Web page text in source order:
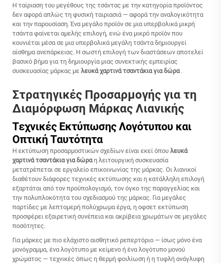
Η ταίριαση του μεγέθους της τσάντας με την κατηγορία προϊόντος
δεν αφορά απλώς τη φυσική ταιριασιά — αφορά την αναλογικότητα
και την παρουσίαση. Ένα μεγάλο προϊόν σε μια υπερβολικά μικρή
τσάντα φαίνεται αμελής επιλογή, ενώ ένα μικρό προϊόν που
κουνιέται μέσα σε μια υπερβολικά μεγάλη τσάντα δημιουργεί
αίσθημα ανεπάρκειας. Η σωστή επιλογή των διαστάσεων αποτελεί
βασικό βήμα για τη δημιουργία μιας συνεκτικής εμπειρίας
συσκευασίας μάρκας με λευκά χαρτινά τσαντάκια για δώρα .
Στρατηγικές Προσαρμογής για τη
Διαμόρφωση Μάρκας Λιανικής
Τεχνικές Εκτύπωσης Λογότυπου και
Οπτική Ταυτότητα
Η εκτύπωση προσαρμοστικών σχεδίων είναι εκεί όπου λευκά
χαρτινά τσαντάκια για δώρα η λειτουργική συσκευασία
μετατρέπεται σε εργαλείο επικοινωνίας της μάρκας. Οι λιανικοί
διαθέτουν διάφορες τεχνικές εκτύπωσης και η κατάλληλη επιλογή
εξαρτάται από τον προϋπολογισμό, τον όγκο της παραγγελίας και
την πολυπλοκότητα του σχεδιασμού της μάρκας. Για μεγάλες
παρτίδες με λεπτομερή πολύχρωμα έργα, η οφσετ εκτύπωση
προσφέρει εξαιρετική συνέπεια και ακρίβεια χρωμάτων σε μεγάλες
ποσότητες.
Για μάρκες με πιο ελάχιστο αισθητικό ρεπερτόριο — ίσως μόνο ένα
μονόγραμμα, ένα λογότυπο με κείμενο ή ένα λογότυπο μονού
χρώματος — τεχνικές όπως η θερμή φοιλίωση ή η τυφλή ανάγλυφη